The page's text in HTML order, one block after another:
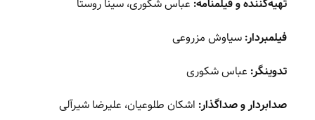
تهیه‌کننده و فیلمنامه: عباس شکوری، سینا روستا
فیلمبردار: سیاوش مزروعی
تدوینگر: عباس شکوری
صدابردار و صداگذار: اشکان طلوعیان، علیرضا شیرآلی